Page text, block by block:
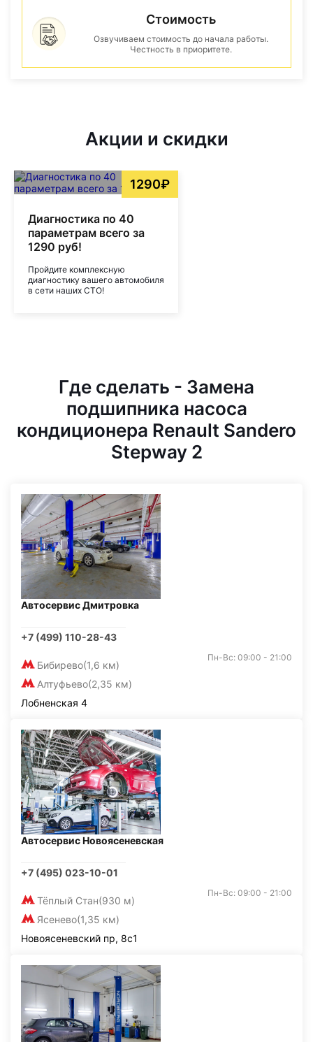
Стоимость
Озвучиваем стоимость до начала работы.
Честность в приоритете.
Акции и скидки
1290₽
Диагностика по 40
параметрам всего за
1290 руб!
Пройдите комплексную
диагностику вашего автомобиля
в сети наших СТО!
Где сделать - Замена
подшипника насоса
кондиционера Renault Sandero
Stepway 2
Автосервис Дмитровка
+7 (499) 110-28-43
Бибирево(1,6 км)
Алтуфьево(2,35 км)
Пн-Вс: 09:00 - 21:00
Лобненская 4
Автосервис Новоясеневская
+7 (495) 023-10-01
Тёплый Стан(930 м)
Ясенево(1,35 км)
Пн-Вс: 09:00 - 21:00
Новоясеневский пр, 8с1